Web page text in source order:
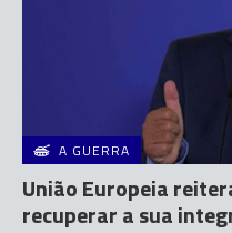
A GUERRA
União Europeia
recuperar a sua